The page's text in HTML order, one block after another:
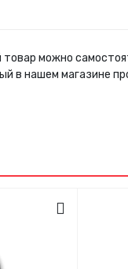
товар можно
в нашем магазине